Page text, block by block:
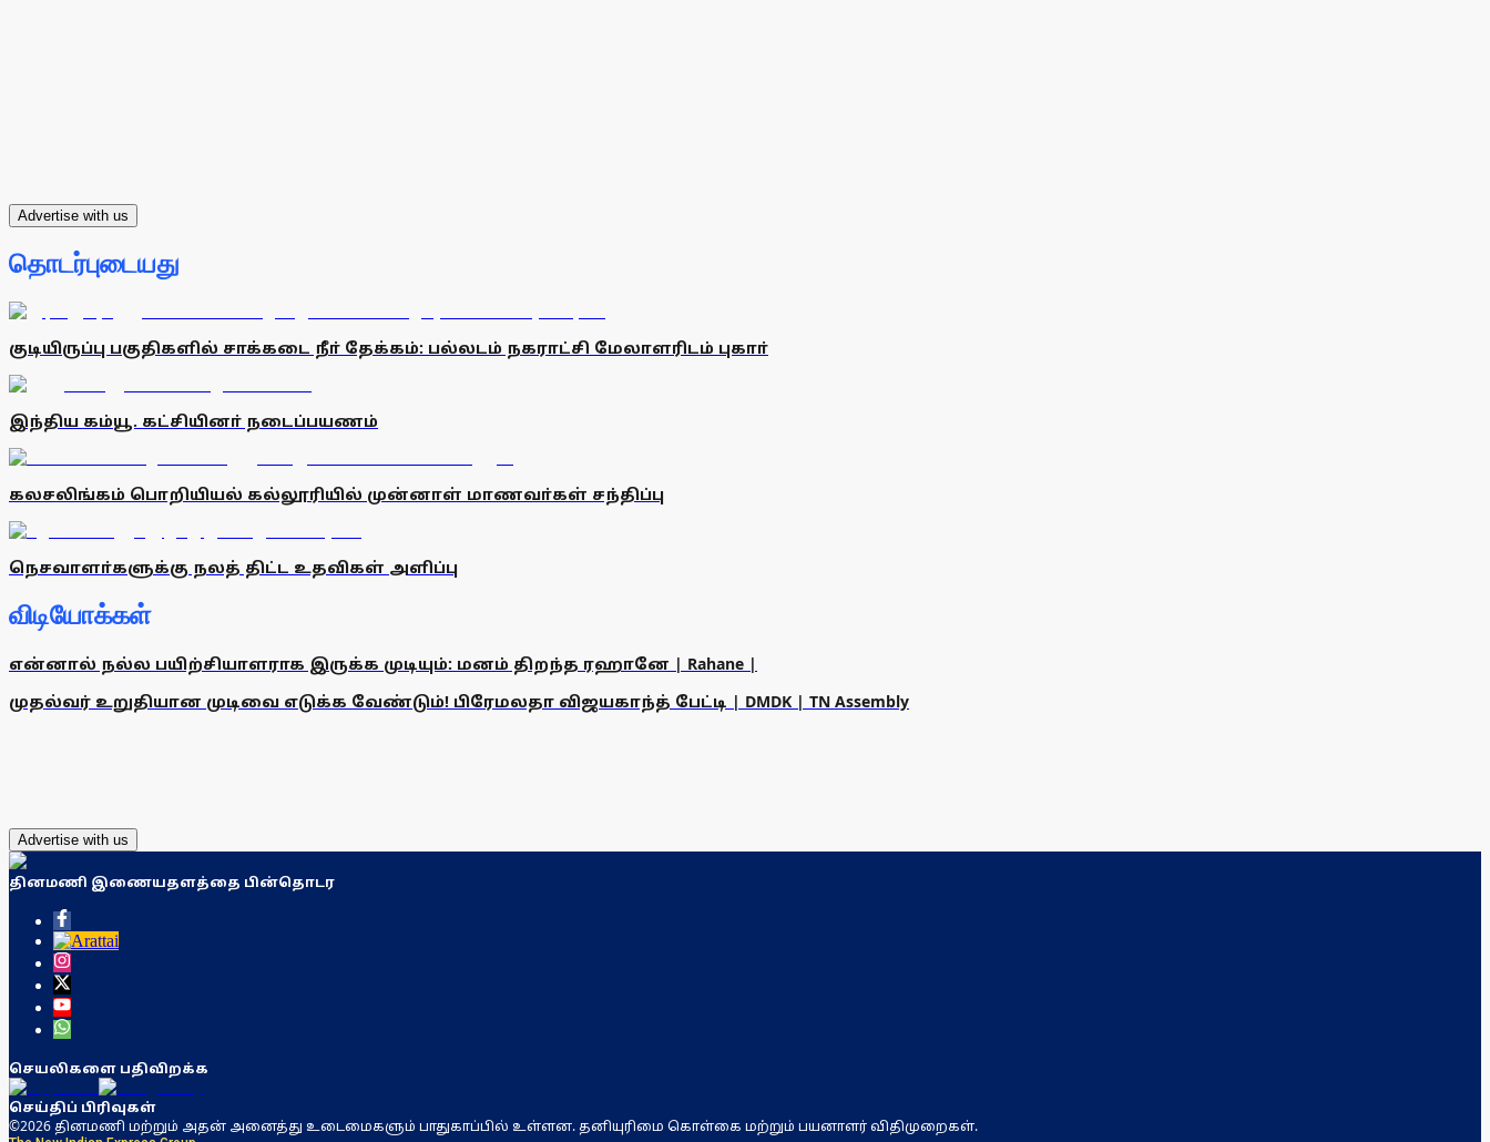
Advertise with us
தொடர்புடையது
குடியிருப்பு பகுதிகளில் சாக்கடை நீா் தேக்கம்: பல்லடம் நகராட்சி மேலாளரிடம் புகாா்
இந்திய கம்யூ. கட்சியினா் நடைப்பயணம்
கலசலிங்கம் பொறியியல் கல்லூரியில் முன்னாள் மாணவா்கள் சந்திப்பு
நெசவாளா்களுக்கு நலத் திட்ட உதவிகள் அளிப்பு
விடியோக்கள்
என்னால் நல்ல பயிற்சியாளராக இருக்க முடியும்: மனம் திறந்த ரஹானே | Rahane |
முதல்வர் உறுதியான முடிவை எடுக்க வேண்டும்! பிரேமலதா விஜயகாந்த் பேட்டி | DMDK | TN Assembly
Advertise with us
தினமணி இணையதளத்தை பின்தொடர
செயலிகளை பதிவிறக்க
செய்திப் பிரிவுகள்
©2026 தினமணி மற்றும் அதன் அனைத்து உடைமைகளும் பாதுகாப்பில் உள்ளன. தனியுரிமை கொள்கை மற்றும் பயனாளர் விதிமுறைகள்.